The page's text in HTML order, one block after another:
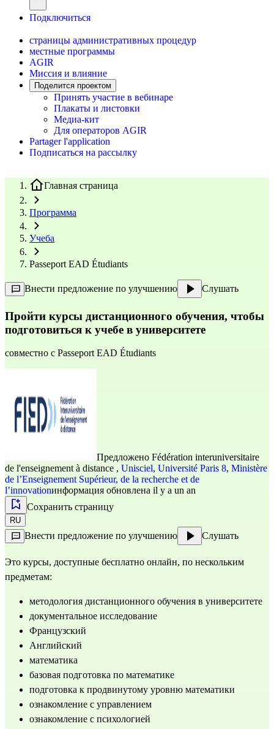
Подключиться
страницы административных процедур
местные программы
AGIR
Миссия и влияние
Поделится проектом
Принять участие в вебинаре
Плакаты и листовки
Медиа-кит
Для операторов AGIR
Partager l'application
Подписаться на рассылку
Главная страница
Программа
Учеба
Passeport EAD Étudiants
Внести предложение по улучшению Слушать
Пройти курсы дистанционного обучения, чтобы
подготовиться к учебе в университете
совместно с Passeport EAD Étudiants
Предложено Fédération interuniversitaire
de l'enseignement à distance , Unisciel, Université Paris 8, Ministère
de l’Enseignement Supérieur, de la recherche et de
l’innovationинформация обновлена il y a un an
Сохранить страницу
RU
Внести предложение по улучшению Слушать
Это курсы, доступные бесплатно онлайн, по нескольким
предметам:
методология дистанционного обучения в университете
документальное исследование
Французский
Английский
математика
базовая подготовка по математике
подготовка к продвинутому уровню математики
ознакомление с управлением
ознакомление с психологией